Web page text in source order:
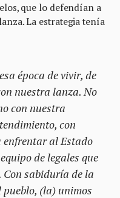
que lo defendían a
La estrategia tenía
época de vivir, de
nuestra lanza. No
con nuestra
con
enfrentar al Estado
de legales que
sabiduría de la
(la) unimos